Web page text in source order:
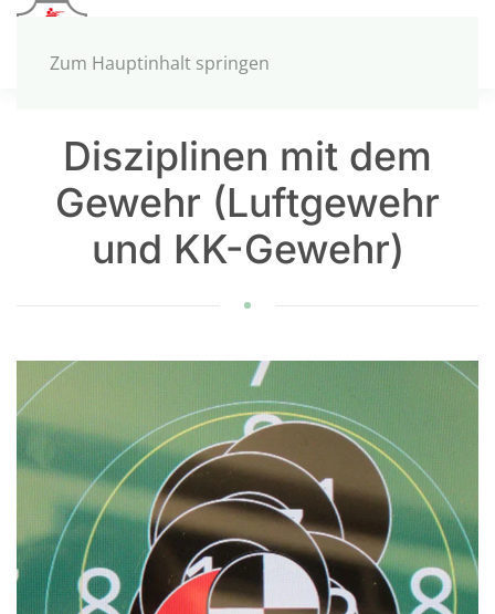
Zum Hauptinhalt springen
Disziplinen mit dem
Gewehr (Luftgewehr
und KK-Gewehr)